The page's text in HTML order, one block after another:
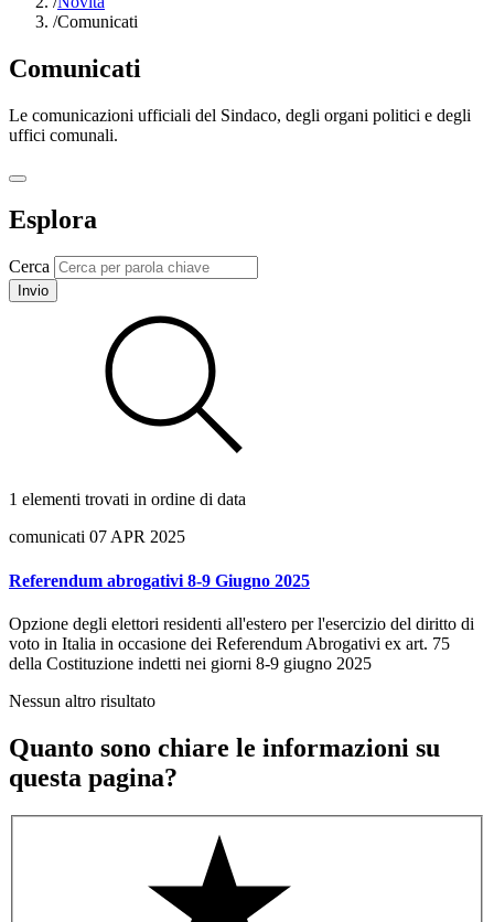
/Comunicati
Comunicati
Le comunicazioni ufficiali del Sindaco, degli organi politici e degli
uffici comunali.
Esplora
Cerca
Invio
1 elementi trovati in ordine di data
comunicati 07 APR 2025
Referendum abrogativi 8-9 Giugno 2025
Opzione degli elettori residenti all'estero per l'esercizio del diritto di
voto in Italia in occasione dei Referendum Abrogativi ex art. 75
della Costituzione indetti nei giorni 8-9 giugno 2025
Nessun altro risultato
Quanto sono chiare le informazioni su
questa pagina?